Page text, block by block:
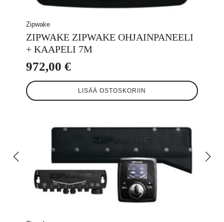
Zipwake
ZIPWAKE ZIPWAKE OHJAINPANEELI
+ KAAPELI 7M
972,00 €
LISÄÄ OSTOSKORIIN